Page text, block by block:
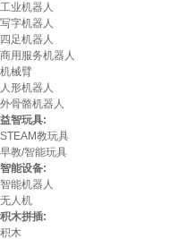
工业机器人
写字机器人
四足机器人
商用服务机器人
机械臂
人形机器人
外骨骼机器人
益智玩具:
STEAM教玩具
早教/智能玩具
智能设备:
智能机器人
无人机
积木拼插:
积木